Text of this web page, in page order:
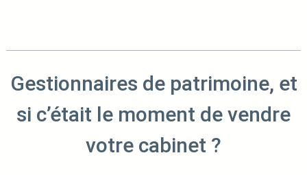
Gestionnaires de patrimoine, et
si c’était le moment de vendre
votre cabinet ?